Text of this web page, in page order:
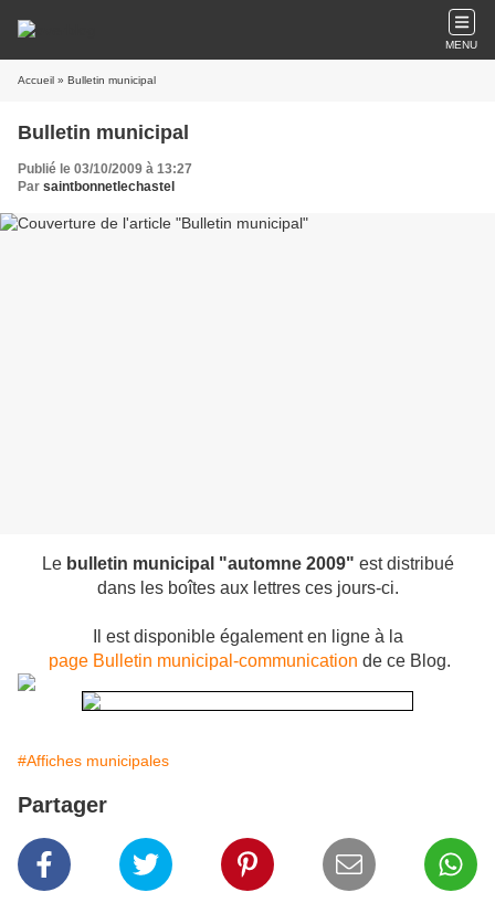
MENU
Accueil » Bulletin municipal
Bulletin municipal
Publié le 03/10/2009 à 13:27
Par saintbonnetlechastel
Le bulletin municipal "automne 2009" est distribué
dans les boîtes aux lettres ces jours-ci.
Il est disponible également en ligne à la
page Bulletin municipal-communication de ce Blog.
#Affiches municipales
Partager